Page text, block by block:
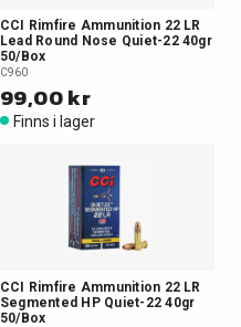
CCI Rimfire Ammunition 22 LR
Lead Round Nose Quiet-22 40gr
50/Box
C960
99,00 kr
Finns i lager
CCI Rimfire Ammunition 22 LR
Segmented HP Quiet-22 40gr
50/Box